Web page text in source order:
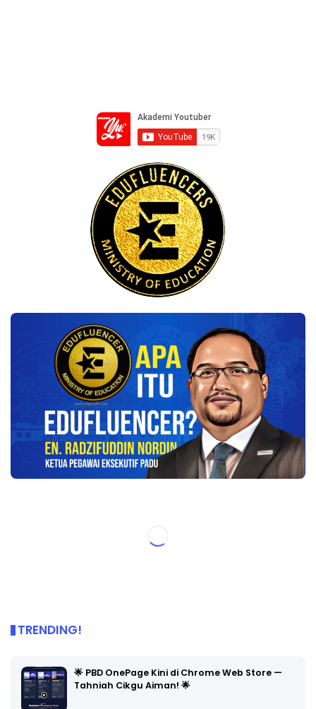
TRENDING!
🌟 PBD OnePage Kini di Chrome Web Store —
Tahniah Cikgu Aiman! 🌟